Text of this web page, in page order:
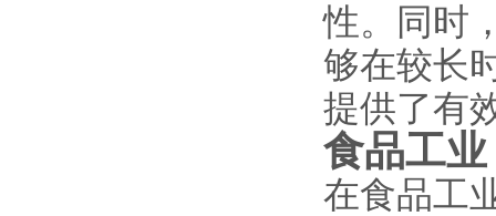
性。同时
够在较长
提供了有
食品工
在食品工